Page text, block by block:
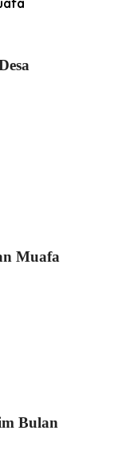
Muafa
Bulan